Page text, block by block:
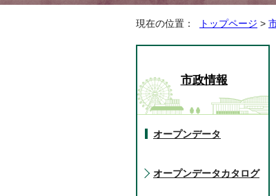
現在の位置： トップページ >
市政情報
オープンデータ
オープンデータカタログ